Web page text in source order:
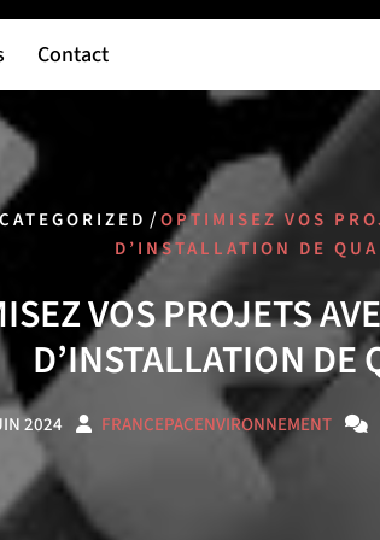
Contact
/OPTIMISEZ VOS
D’INSTALLATION DE
VOS PROJETS
D’INSTALLATION DE
2024 FRANCEPACENVIRONNEMENT